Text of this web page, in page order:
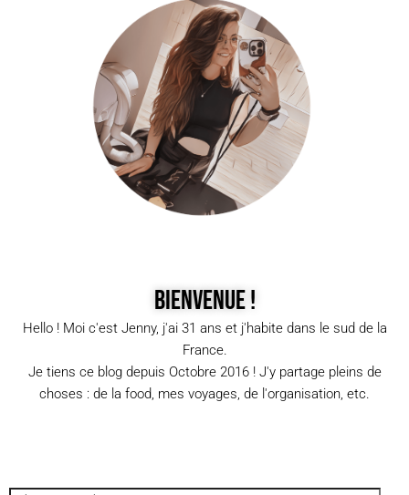
Bienvenue !
Hello ! Moi c'est Jenny, j'ai 31 ans et j'habite dans le sud de la
France.
Je tiens ce blog depuis Octobre 2016 ! J'y partage pleins de
choses : de la food, mes voyages, de l'organisation, etc.